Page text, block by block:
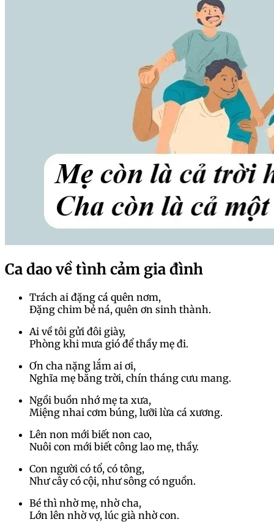
Ca dao về tình cảm gia đình
Trách ai đặng cá quên nơm,
Đặng chim bẻ ná, quên ơn sinh thành.
Ai về tôi gửi đôi giày,
Phòng khi mưa gió để thầy mẹ đi.
Ơn cha nặng lắm ai ơi,
Nghĩa mẹ bằng trời, chín tháng cưu mang.
Ngồi buồn nhớ mẹ ta xưa,
Miệng nhai cơm búng, lưỡi lừa cá xương.
Lên non mới biết non cao,
Nuôi con mới biết công lao mẹ, thầy.
Con người có tổ, có tông,
Như cây có cội, như sông có nguồn.
Bé thì nhờ mẹ, nhờ cha,
Lớn lên nhờ vợ, lúc già nhờ con.